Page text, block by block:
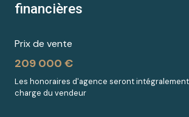
financières
Prix de vente
209 000 €
Les honoraires d'agence seront intégralement
charge du vendeur